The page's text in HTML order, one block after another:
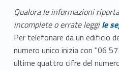
Qualora le informazioni
incomplete o errate leggile
Per telefonare da un edificio
numero unico inizia con "06
ultime quattro cifre del